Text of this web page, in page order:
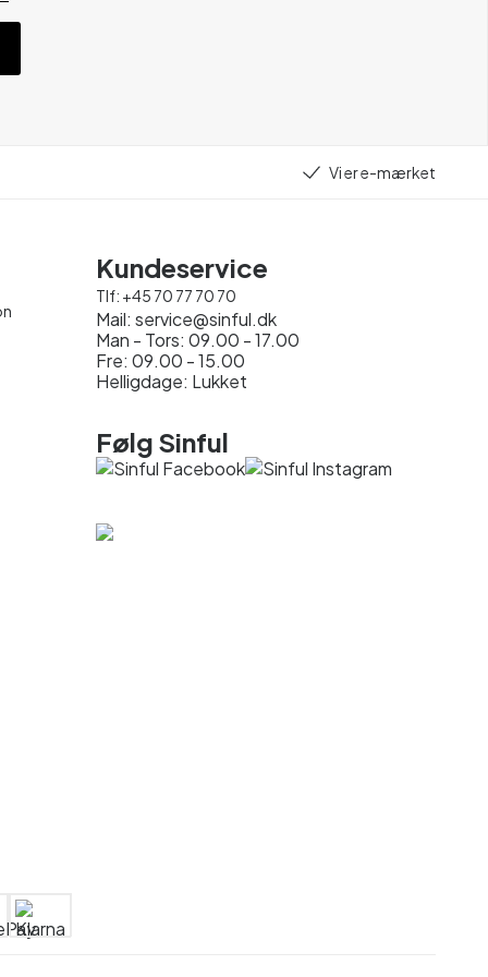
Vi er e-mærket
Kundeservice
Tlf: +45 70 77 70 70
Mail: service@sinful.dk
Man - Tors: 09.00 - 17.00
Fre: 09.00 - 15.00
Helligdage: Lukket
Følg Sinful